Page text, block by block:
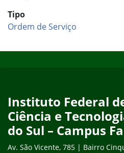
Tipo
Ordem de Serviço
Instituto Federal
Ciência e
do Sul – Campus
Av. São Vicente, 785 | Bairro